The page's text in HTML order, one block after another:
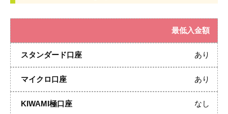
最低入金額
あり
あり
なし